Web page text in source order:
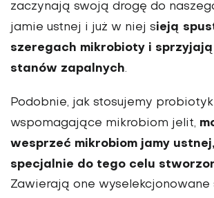
zaczynają swoją drogę do
jamie ustnej i już w niej sieją
szeregach mikrobioty i
stanów zapalnych.
Podobnie, jak stosujemy
wspomagające mikrobiom jelit,
wesprzeć mikrobiom jamy
specjalnie do tego celu
Zawierają one wyselekcjonowane